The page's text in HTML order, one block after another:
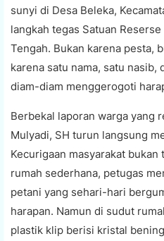
sunyi di Desa Beleka,
langkah tegas Satuan
Tengah. Bukan karena pesta,
karena satu nama, satu nasib,
diam-diam menggerogoti
Berbekal laporan warga yang
Mulyadi, SH turun langsung
Kecurigaan masyarakat bukan
rumah sederhana, petugas
petani yang sehari-hari
harapan. Namun di sudut
plastik klip berisi kristal